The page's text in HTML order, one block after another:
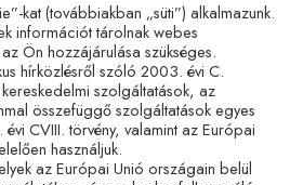
feltétele, hogy Ön
foglaltakat. Az
elfogadásával Ön
ahhoz, hogy az Alapítvány
kat (továbbiakban „süti”) alkalmazunk.
információt tárolnak webes
Ön hozzájárulása szükséges.
hírközlésről szóló 2003. évi C.
szolgáltatások, az
összefüggő szolgáltatások egyes
CVIII. törvény, valamint az Európai
használjuk.
az Európai Unió országain belül